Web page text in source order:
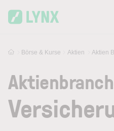
Börse & Kurse Aktien Aktien